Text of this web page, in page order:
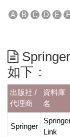
A B C D E F
如下：
出版社 /
代理商
資料庫
名
Springer
Link